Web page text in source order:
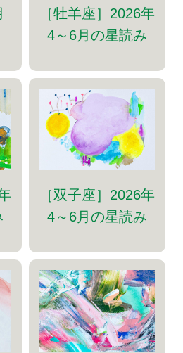
［牡羊座］2026年
4～6月の星読み
［双子座］2026年
4～6月の星読み